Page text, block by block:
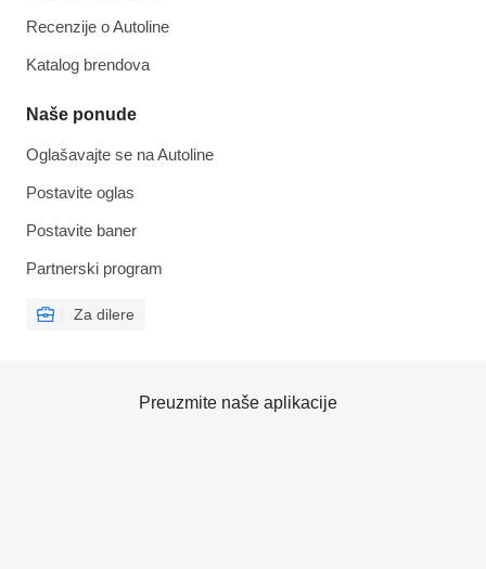
Recenzije o Autoline
Katalog brendova
Naše ponude
Oglašavajte se na Autoline
Postavite oglas
Postavite baner
Partnerski program
Za dilere
Preuzmite naše aplikacije